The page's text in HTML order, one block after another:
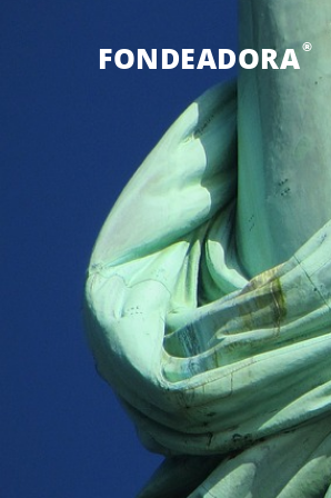
FONDEADORA®